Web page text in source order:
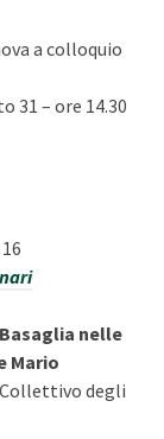
a colloquio
31 – ore 14.30
nelle
Mario
degli